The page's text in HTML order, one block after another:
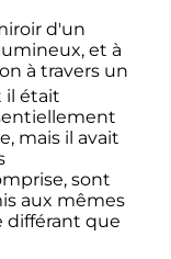
d'un
et à
à travers un
il était
mais il avait
sont
aux mêmes
différant que